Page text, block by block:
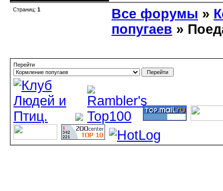
Страниц: 1 Все форумы »
попугаев »
Перейти